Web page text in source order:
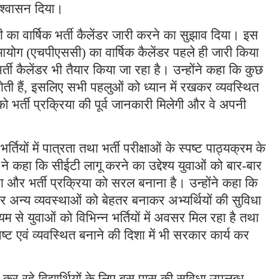
दिया।
वार्षिक भर्ती कैलेंडर जारी करने का सुझाव दिया। इस
(एचपीएससी) का वार्षिक कैलेंडर पहले ही जारी किया
कैलेंडर भी तैयार किया जा रहा है। उन्होंने कहा कि कुछ
होती हैं, इसलिए सभी पहलुओं को ध्यान में रखकर व्यवस्थित
प्रक्रिया की पूर्व जानकारी मिलेगी और वे अपनी
में पात्रता तथा भर्ती परीक्षाओं के स्पष्ट पाठ्यक्रम के
कहा कि सीईटी लागू करने का उद्देश्य युवाओं को बार-बार
और भर्ती प्रक्रिया को सरल बनाना है। उन्होंने कहा कि
अन्य व्यवस्थाओं को बेहतर बनाकर अभ्यर्थियों की सुविधा
से युवाओं को विभिन्न भर्तियों में अवसर मिल रहा है तथा
व्यवस्थित बनाने की दिशा में भी सरकार कार्य कर